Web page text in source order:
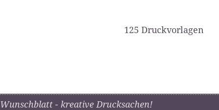
125 Druckvorlagen
Wunschblatt - kreative Drucksachen!